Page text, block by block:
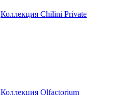
Коллекция Chilini Private
Коллекция Olfactorium